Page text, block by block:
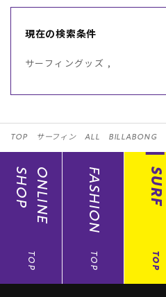
現在の検索条件
サーフィングッズ ,
TOP サーフィン ALL BILLABONG
ONLINE
SHOP
TOP
FASHION
TOP
SURF
TOP